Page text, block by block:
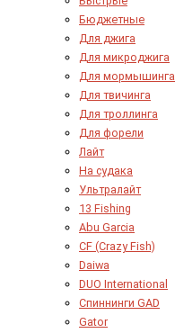
Бюджетные
Для джига
Для микроджига
Для мормышинга
Для твичинга
Для троллинга
Для форели
Лайт
На судака
Ультралайт
13 Fishing
Abu Garcia
CF (Crazy Fish)
Daiwa
DUO International
Спиннинги GAD
Gator